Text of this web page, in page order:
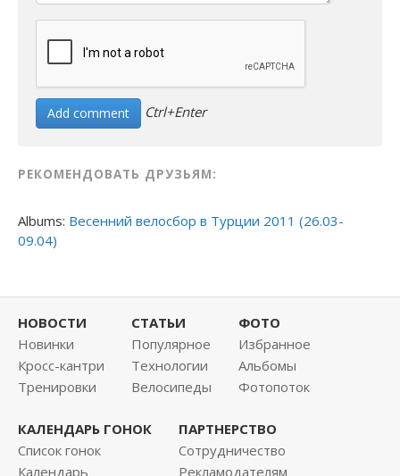
Ctrl+Enter
РЕКОМЕНДОВАТЬ ДРУЗЬЯМ:
Albums: Весенний велосбор в Турции 2011 (26.03-
09.04)
НОВОСТИ
Новинки
Кросс-кантри
Тренировки
СТАТЬИ
Популярное
Технологии
Велосипеды
ФОТО
Избранное
Альбомы
Фотопоток
КАЛЕНДАРЬ ГОНОК
Список гонок
Календарь
ПАРТНЕРСТВО
Сотрудничество
Рекламодателям